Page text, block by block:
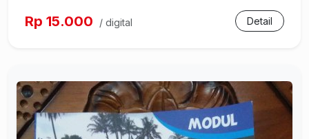
Rp 15.000 / digital Detail